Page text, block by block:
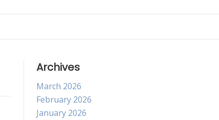
Archives
March 2026
February 2026
January 2026